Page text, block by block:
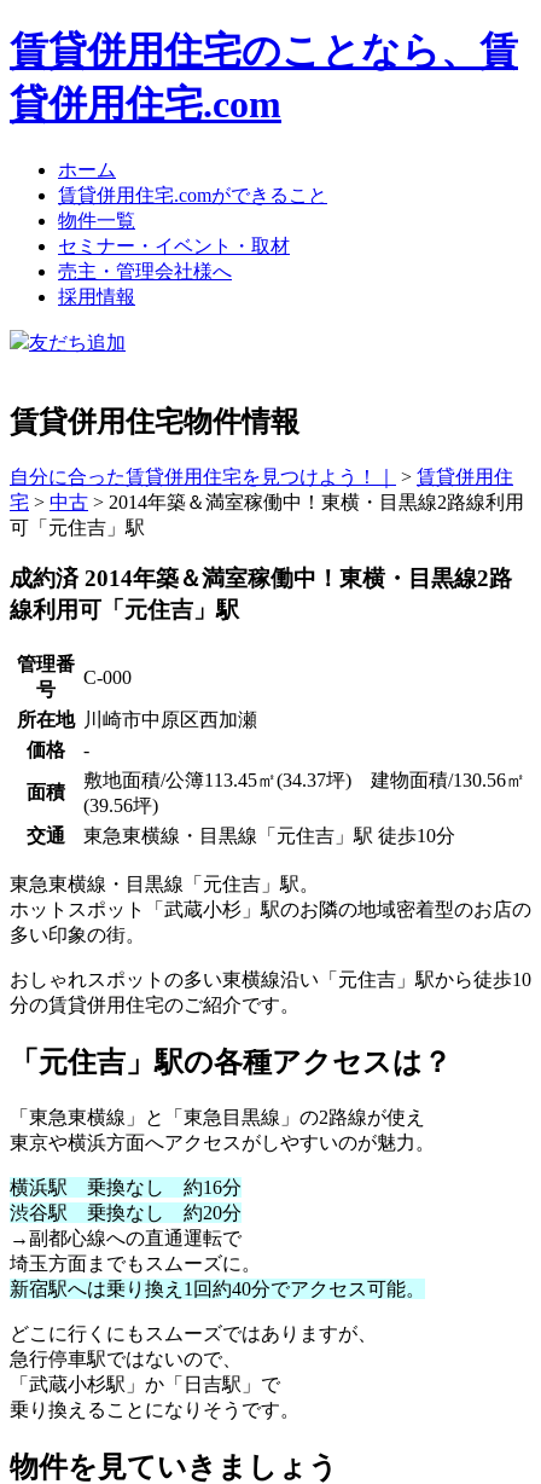
賃貸併用住宅のことなら、賃
貸併用住宅.com
ホーム
賃貸併用住宅.comができること
物件一覧
セミナー・イベント・取材
売主・管理会社様へ
採用情報
友だち追加
賃貸併用住宅物件情報
自分に合った賃貸併用住宅を見つけよう！｜ > 賃貸併用住
宅 > 中古 > 2014年築＆満室稼働中！東横・目黒線2路線利用
可「元住吉」駅
成約済 2014年築＆満室稼働中！東横・目黒線2路
線利用可「元住吉」駅
管理番
号
C-000
所在地 川崎市中原区西加瀬
価格
-
面積
敷地面積/公簿113.45㎡(34.37坪) 建物面積/130.56㎡
(39.56坪)
交通
東急東横線・目黒線「元住吉」駅 徒歩10分
東急東横線・目黒線「元住吉」駅。
ホットスポット「武蔵小杉」駅のお隣の地域密着型のお店の
多い印象の街。
おしゃれスポットの多い東横線沿い「元住吉」駅から徒歩10
分の賃貸併用住宅のご紹介です。
「元住吉」駅の各種アクセスは？
「東急東横線」と「東急目黒線」の2路線が使え
東京や横浜方面へアクセスがしやすいのが魅力。
横浜駅 乗換なし 約16分
渋谷駅 乗換なし 約20分
→副都心線への直通運転で
埼玉方面までもスムーズに。
新宿駅へは乗り換え1回約40分でアクセス可能。
どこに行くにもスムーズではありますが、
急行停車駅ではないので、
「武蔵小杉駅」か「日吉駅」で
乗り換えることになりそうです。
物件を見ていきましょう